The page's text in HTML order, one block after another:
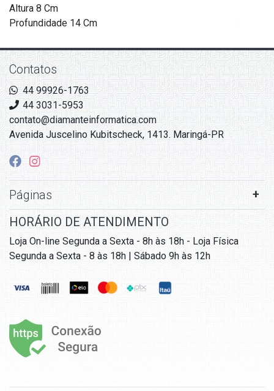
Altura 8 Cm
Profundidade 14 Cm
Contatos
44 99926-1763
44 3031-5953
contato@diamanteinformatica.com
Avenida Juscelino Kubitscheck, 1413. Maringá-PR
Páginas
HORÁRIO DE ATENDIMENTO
Loja On-line Segunda a Sexta - 8h às 18h - Loja Física
Segunda a Sexta - 8 às 18h | Sábado 9h às 12h